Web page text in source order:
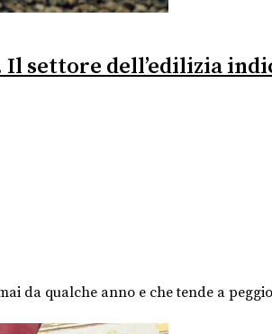
settore dell’edilizia
da qualche anno e che tende a